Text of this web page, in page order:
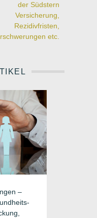
der Südstern
Versicherung,
Rezidivfristen,
etc.
–